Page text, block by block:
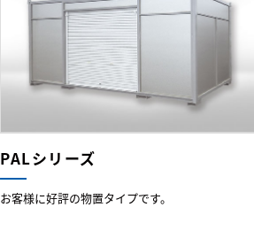
PALシリーズ
お客様に好評の物置タイプです。